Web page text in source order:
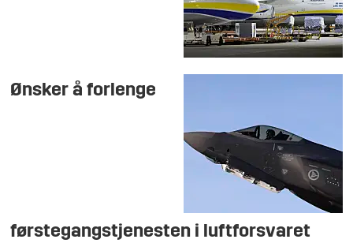
Ønsker å forlenge
førstegangstjenesten i luftforsvaret